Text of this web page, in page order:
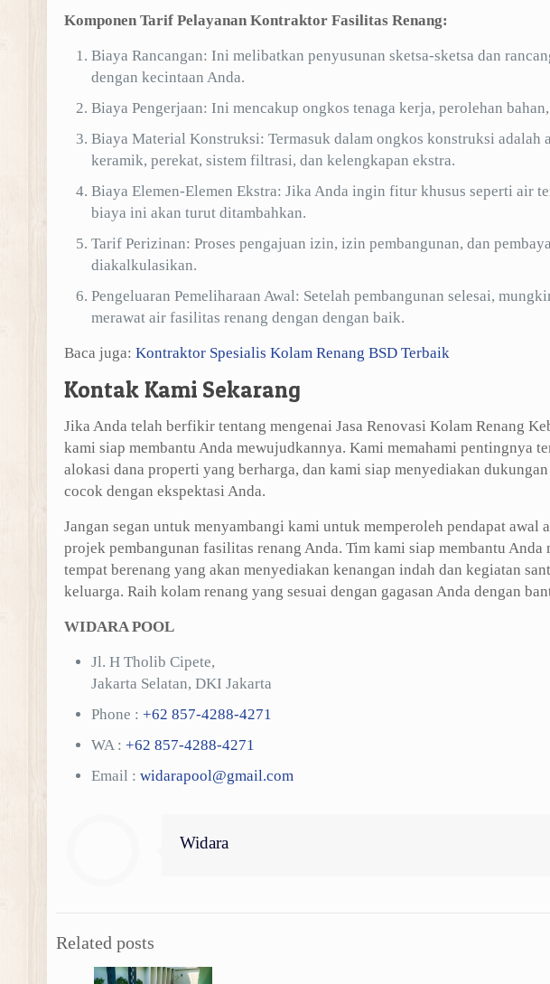
Komponen Tarif Pelayanan Kontraktor Fasilitas Renang:
Biaya Rancangan: Ini melibatkan penyusunan sketsa-sketsa dan
dengan kecintaan Anda.
Biaya Pengerjaan: Ini mencakup ongkos tenaga kerja, perolehan
Biaya Material Konstruksi: Termasuk dalam ongkos konstruksi adalah
keramik, perekat, sistem filtrasi, dan kelengkapan ekstra.
Biaya Elemen-Elemen Ekstra: Jika Anda ingin fitur khusus seperti air
biaya ini akan turut ditambahkan.
Tarif Perizinan: Proses pengajuan izin, izin pembangunan, dan
diakalkulasikan.
Pengeluaran Pemeliharaan Awal: Setelah pembangunan selesai,
merawat air fasilitas renang dengan dengan baik.
Baca juga: Kontraktor Spesialis Kolam Renang BSD Terbaik
Kontak Kami Sekarang
Jika Anda telah berfikir tentang mengenai Jasa Renovasi Kolam Renang
kami siap membantu Anda mewujudkannya. Kami memahami pentingnya
alokasi dana properti yang berharga, dan kami siap menyediakan
cocok dengan ekspektasi Anda.
Jangan segan untuk menyambangi kami untuk memperoleh pendapat awal
projek pembangunan fasilitas renang Anda. Tim kami siap membantu
tempat berenang yang akan menyediakan kenangan indah dan kegiatan
keluarga. Raih kolam renang yang sesuai dengan gagasan Anda dengan
WIDARA POOL
Jl. H Tholib Cipete,
Jakarta Selatan, DKI Jakarta
Phone : +62 857-4288-4271
WA : +62 857-4288-4271
Email : widarapool@gmail.com
Widara
Related posts